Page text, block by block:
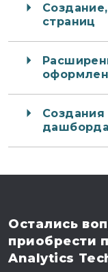
страниц
Создания
Остались
приобрести
Analytics